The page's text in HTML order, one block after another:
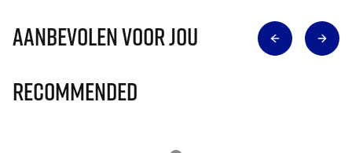
Aanbevolen voor jou
Recommended